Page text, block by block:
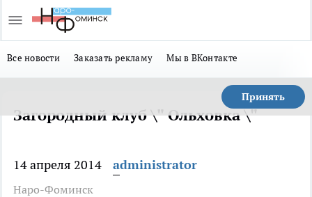
Все новости Заказать рекламу Мы в ВКонтакте
Принять
Загородный клуб \" Ольховка \"
14 апреля 2014 administrator
Наро-Фоминск